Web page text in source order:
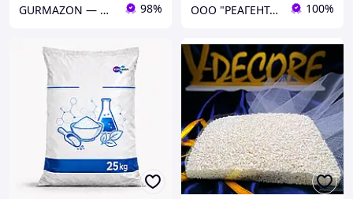
GURMAZON — интернет-магазин специй и приправ 98% ООО "РЕАГЕНТ-ЦЕНТР" 100%